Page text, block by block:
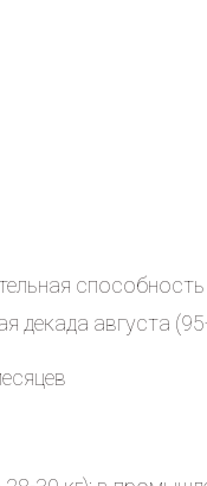
способность
декада августа